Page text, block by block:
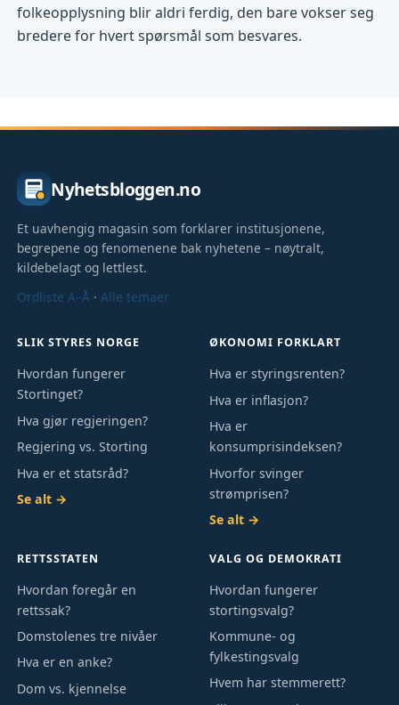
folkeopplysning blir aldri ferdig, den bare vokser seg
bredere for hvert spørsmål som besvares.
Nyhetsbloggen.no
Et uavhengig magasin som forklarer institusjonene,
begrepene og fenomenene bak nyhetene – nøytralt,
kildebelagt og lettlest.
Ordliste A–Å ·Alle temaer
SLIK STYRES NORGE
Hvordan fungerer
Stortinget?
Hva gjør regjeringen?
Regjering vs. Storting
Hva er et statsråd?
Se alt →
ØKONOMI FORKLART
Hva er styringsrenten?
Hva er inflasjon?
Hva er
konsumprisindeksen?
Hvorfor svinger
strømprisen?
Se alt →
RETTSSTATEN
Hvordan foregår en
rettssak?
Domstolenes tre nivåer
Hva er en anke?
Dom vs. kjennelse
VALG OG DEMOKRATI
Hvordan fungerer
stortingsvalg?
Kommune- og
fylkestingsvalg
Hvem har stemmerett?